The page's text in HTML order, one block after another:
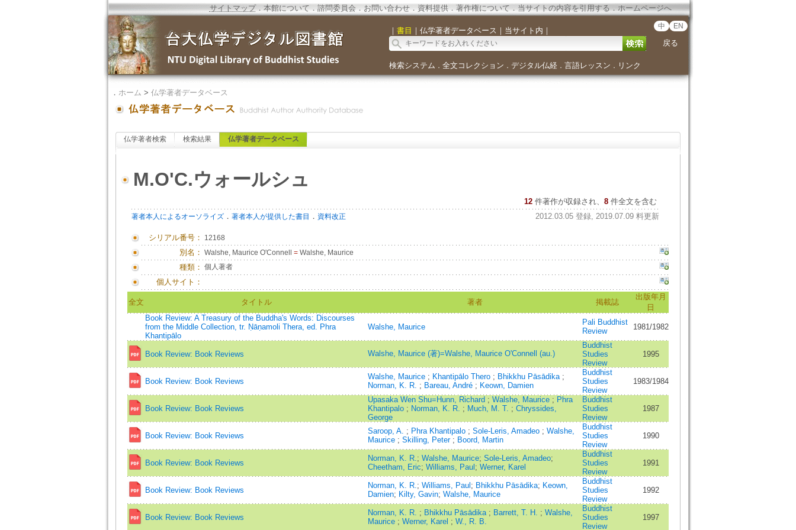
サイトマップ．本館について．諮問委員会． お問い合わせ． 資料提供．著作権について．当サイトの内容を引用する．ホームページへ
｜ 書目 ｜ 仏学著者データベース ｜ 当サイト内 ｜ 中 EN
戻る
検索システム ． 全文コレクション ． デジタル仏経． 言語レッスン ． リンク
． ホーム > 仏学著者データベース
仏学著者検索 検索結果 仏学著者データベース
M.O'C.ウォールシュ
12 件著作が収録され、 8件全文を含む
著者本人によるオーソライズ． 著者本人が提供した書目 ． 資料改正 2012.03.05 登録, 2019.07.09 料更新
シリアル番号： 12168
別名： Walshe, Maurice O'Connell =Walshe, Maurice
種類： 個人著者
個人サイト：
全文 タイトル 著者 掲載誌
出版年月
日
Book Review: A Treasury of the Buddha's Words: Discourses
from the Middle Collection, tr. Ṇāṇamoli Thera, ed. Phra
Khantipālo
Walshe, Maurice
Pali Buddhist
Review
1981/1982
Book Review: Book Reviews Walshe, Maurice (著)=Walshe, Maurice O'Connell (au.)
Buddhist
Studies
Review
1995
Book Review: Book Reviews
Walshe, Maurice ; Khantipālo Thero ; Bhikkhu Pāsādika ;
Norman, K. R. ; Bareau, André ; Keown, Damien
Buddhist
Studies
Review
1983/1984
Book Review: Book Reviews
Upasaka Wen Shu=Hunn, Richard ; Walshe, Maurice ; Phra
Khantipalo ; Norman, K. R. ; Much, M. T. ; Chryssides,
George
Buddhist
Studies
Review
1987
Book Review: Book Reviews
Saroop, A. ; Phra Khantipalo ; Sole-Leris, Amadeo ; Walshe,
Maurice ; Skilling, Peter ; Boord, Martin
Buddhist
Studies
Review
1990
Book Review: Book Reviews
Norman, K. R.; Walshe, Maurice; Sole-Leris, Amadeo;
Cheetham, Eric; Williams, Paul ; Werner, Karel
Buddhist
Studies
Review
1991
Book Review: Book Reviews
Norman, K. R.; Williams, Paul ; Bhikkhu Pāsādika; Keown,
Damien; Kilty, Gavin; Walshe, Maurice
Buddhist
Studies
Review
1992
Book Review: Book Reviews
Norman, K. R. ; Bhikkhu Pāsādika ; Barrett, T. H. ; Walshe,
Maurice ; Werner, Karel ; W., R. B.
Buddhist
Studies
Review
1997